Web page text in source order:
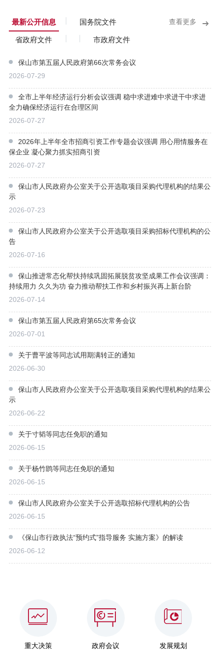
查看更多
最新公开信息 国务院文件
省政府文件 市政府文件
保山市第五届人民政府第66次常务会议
2026-07-29
全市上半年经济运行分析会议强调 稳中求进难中求进干中求进
全力确保经济运行在合理区间
2026-07-27
2026年上半年全市招商引资工作专题会议强调 用心用情服务在
保企业 凝心聚力抓实招商引资
2026-07-27
保山市人民政府办公室关于公开选取项目采购代理机构的结果公
示
2026-07-23
保山市人民政府办公室关于公开选取项目采购招标代理机构的公
告
2026-07-16
保山推进常态化帮扶持续巩固拓展脱贫攻坚成果工作会议强调：
持续用力 久久为功 奋力推动帮扶工作和乡村振兴再上新台阶
2026-07-14
保山市第五届人民政府第65次常务会议
2026-07-01
关于曹平波等同志试用期满转正的通知
2026-06-30
保山市人民政府办公室关于公开选取项目采购代理机构的结果公
示
2026-06-22
关于寸韬等同志任免职的通知
2026-06-15
关于杨竹鹍等同志任免职的通知
2026-06-15
保山市人民政府办公室关于公开选取招标代理机构的公告
2026-06-15
《保山市行政执法“预约式”指导服务 实施方案》的解读
2026-06-12
重大决策 政府会议 发展规划